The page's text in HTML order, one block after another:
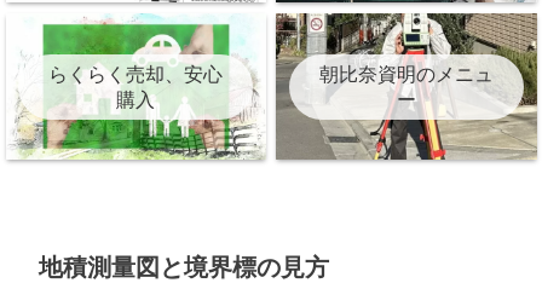
らくらく売却、安心
購入
朝比奈資明のメニュ
ー
地積測量図と境界標の見方